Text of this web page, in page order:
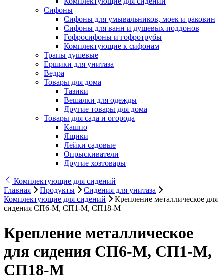
Сифоны
Сифоны для умывальников, моек и раковин
Сифоны для ванн и душевых поддонов
Гофросифоны и гофротрубы
Комплектующие к сифонам
Трапы душевые
Ершики для унитаза
Ведра
Товары для дома
Тазики
Вешалки для одежды
Другие товары для дома
Товары для сада и огорода
Кашпо
Ящики
Лейки садовые
Опрыскиватели
Другие хозтовары
Комплектующие для сидений
Главная
Продукты
Сидения для унитаза
Комплектующие для сидений
Крепление металлическое для
сидения СП6-М, СП1-М, СП18-М
Крепление металлическое
для сидения СП6-М, СП1-М,
СП18-М